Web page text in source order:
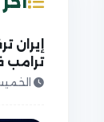
ترامب
الخميس 06